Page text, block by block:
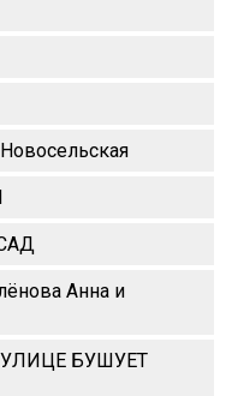
Анна и
БУШУЕТ